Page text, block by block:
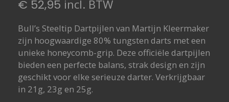
€ 52,95 incl. BTW
Bull’s Steeltip Dartpijlen van Martijn Kleermaker
zijn hoogwaardige 80% tungsten darts met een
unieke honeycomb-grip. Deze officiële dartpijlen
bieden een perfecte balans, strak design en zijn
geschikt voor elke serieuze darter. Verkrijgbaar
in 21g, 23g en 25g.